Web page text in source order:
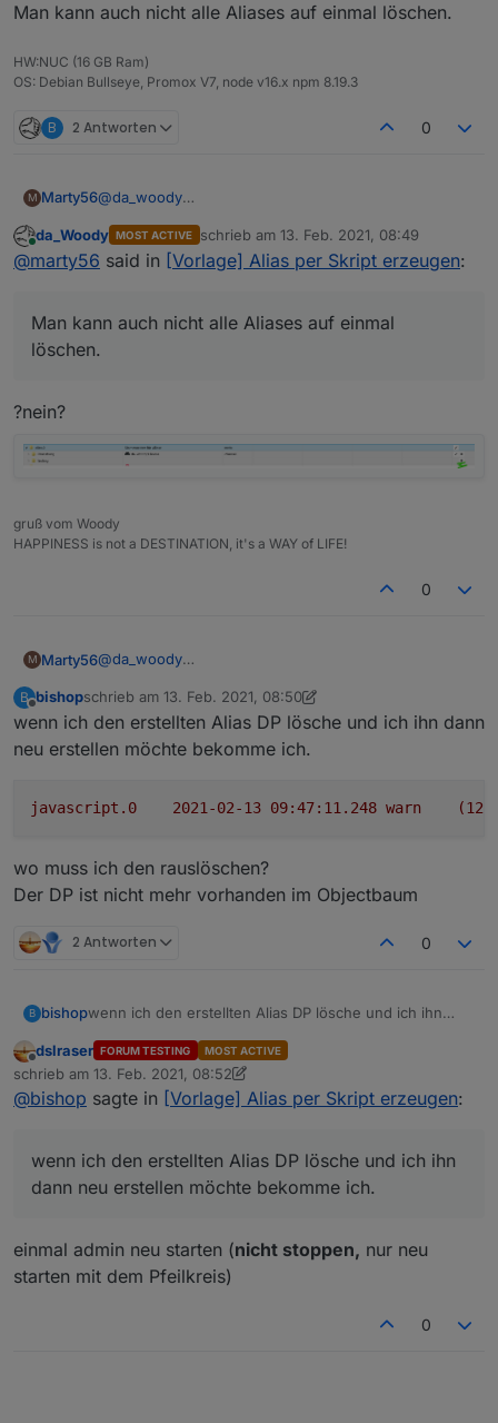
Man kann auch nicht alle Aliases auf einmal löschen.
HW:NUC (16 GB Ram)
OS: Debian Bullseye, Promox V7, node v16.x npm 8.19.3
B 2 Antworten 0
M Marty56@da_woody
deshalb ja meine Anfrage :-(
Aber ja, es gibt durchaus Problemstellungen, wo ich
alle neuanlegen will.
Online
da_Woody MOST ACTIVE schrieb am 13. Feb. 2021, 08:49
zuletzt editiert von
@marty56 said in [Vorlage] Alias per Skript erzeugen:
Man kann auch nicht alle Aliases auf einmal
löschen.
?nein?
gruß vom Woody
HAPPINESS is not a DESTINATION, it's a WAY of LIFE!
0
M Marty56@da_woody
deshalb ja meine Anfrage :-(
Aber ja, es gibt durchaus Problemstellungen, wo ich
alle neuanlegen will.
Man kann auch nicht alle Aliases auf einmal löschen.
B
Offline
bishopschrieb am 13. Feb. 2021, 08:50
zuletzt editiert von bishop
wenn ich den erstellten Alias DP lösche und ich ihn dann
neu erstellen möchte bekomme ich.
javascript.0 warn
wo muss ich den rauslöschen?
Der DP ist nicht mehr vorhanden im Objectbaum
2 Antworten 0
B bishopwenn ich den erstellten Alias DP lösche und ich ihn
wo muss ich den rauslöschen?
Der DP ist nicht mehr vorhanden im Objectbaum
Offline
dslraser FORUM TESTING MOST ACTIVE
schrieb am 13. Feb. 2021, 08:52
zuletzt editiert von dslraser
@bishop sagte in [Vorlage] Alias per Skript erzeugen:
wenn ich den erstellten Alias DP lösche und ich ihn
dann neu erstellen möchte bekomme ich.
einmal admin neu starten (nicht stoppen, nur neu
starten mit dem Pfeilkreis)
0